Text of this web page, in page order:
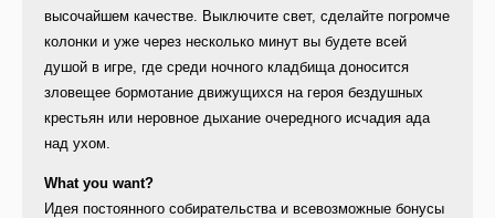
высочайшем качестве. Выключите свет, сделайте погромче
колонки и уже через несколько минут вы будете всей
душой в игре, где среди ночного кладбища доносится
зловещее бормотание движущихся на героя бездушных
крестьян или неровное дыхание очередного исчадия ада
над ухом.
What you want?
Идея постоянного собирательства и всевозможные бонусы